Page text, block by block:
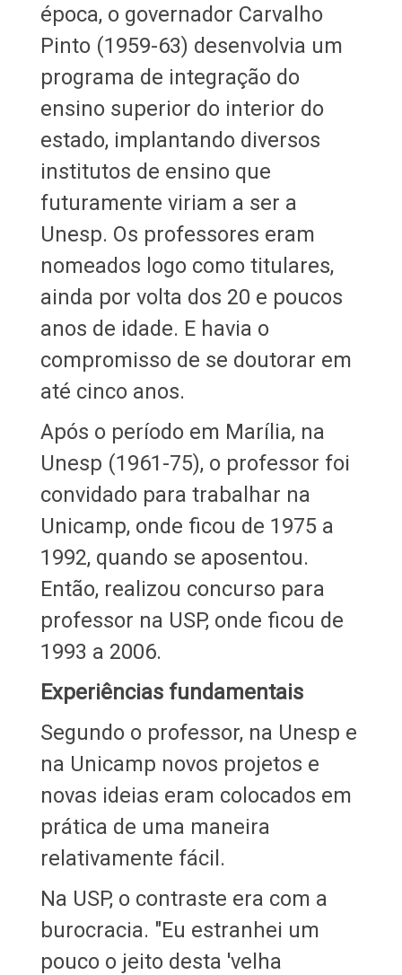
época, o governador Carvalho
Pinto (1959-63) desenvolvia um
programa de integração do
ensino superior do interior do
estado, implantando diversos
institutos de ensino que
futuramente viriam a ser a
Unesp. Os professores eram
nomeados logo como titulares,
ainda por volta dos 20 e poucos
anos de idade. E havia o
compromisso de se doutorar em
até cinco anos.
Após o período em Marília, na
Unesp (1961-75), o professor foi
convidado para trabalhar na
Unicamp, onde ficou de 1975 a
1992, quando se aposentou.
Então, realizou concurso para
professor na USP, onde ficou de
1993 a 2006.
Experiências fundamentais
Segundo o professor, na Unesp e
na Unicamp novos projetos e
novas ideias eram colocados em
prática de uma maneira
relativamente fácil.
Na USP, o contraste era com a
burocracia. "Eu estranhei um
pouco o jeito desta 'velha